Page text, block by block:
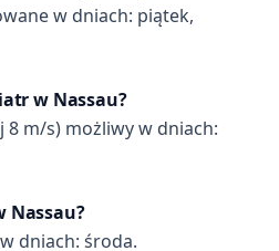
w dniach: piątek,
w Nassau?
8 m/s) możliwy w dniach:
Nassau?
dniach: środa.